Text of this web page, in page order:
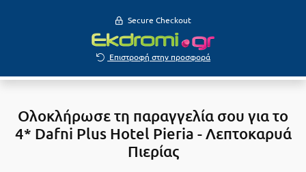
Secure Checkout
Επιστροφή στην προσφορά
Ολοκλήρωσε τη παραγγελία σου για το
4* Dafni Plus Hotel Pieria - Λεπτοκαρυά
Πιερίας